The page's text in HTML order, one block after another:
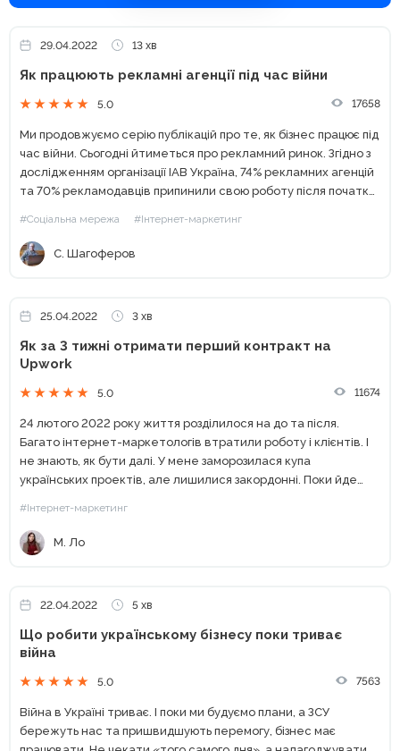
29.04.2022 13 хв
Як працюють рекламні агенції під час війни
5.0 17658
Ми продовжуємо серію публікацій про те, як бізнес працює під
час війни. Сьогодні йтиметься про рекламний ринок. Згідно з
дослідженням організації IAB Україна, 74% рекламних агенцій
та 70% рекламодавців припинили свою роботу після початку
#Соціальна мережа #Інтернет-маркетинг
С. Шагоферов
25.04.2022 3 хв
Як за 3 тижні отримати перший контракт на
Upwork
5.0 11674
24 лютого 2022 року життя розділилося на до та після.
Багато інтернет-маркетологів втратили роботу і клієнтів. І
не знають, як бути далі. У мене заморозилася купа
українських проектів, але лишилися закордонні. Поки йде
#Інтернет-маркетинг
М. Ло
22.04.2022 5 хв
Що робити українському бізнесу поки триває
війна
5.0 7563
Війна в Україні триває. І поки ми будуємо плани, а ЗСУ
бережуть нас та пришвидшують перемогу, бізнес має